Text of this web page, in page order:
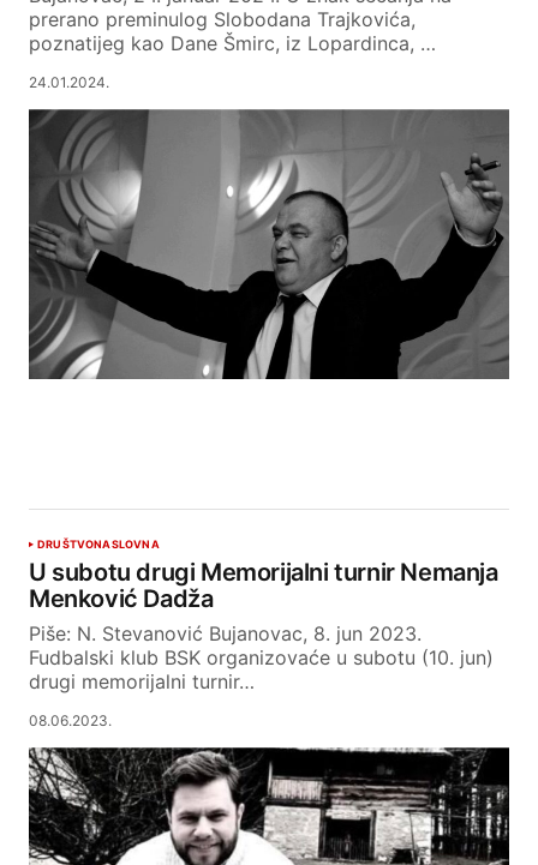
prerano preminulog Slobodana Trajkovića,
poznatijeg kao Dane Šmirc, iz Lopardinca, …
24.01.2024.
DRUŠTVONASLOVNA
U subotu drugi Memorijalni turnir Nemanja
Menković Dadža
Piše: N. Stevanović Bujanovac, 8. jun 2023.
Fudbalski klub BSK organizovaće u subotu (10. jun)
drugi memorijalni turnir…
08.06.2023.